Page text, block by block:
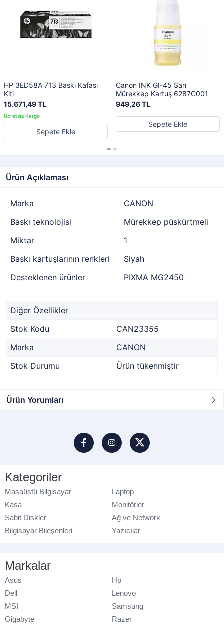
HP 3ED58A 713 Baskı Kafası
Kiti
15.671,49 TL
Sepete Ekle
Canon INK GI-45 Sarı
Mürekkep Kartuş 6287C001
949,26 TL
Sepete Ekle
Ürün Açıklaması
Marka
CANON
Baskı teknolojisi
Mürekkep püskürtmeli
Miktar
1
Baskı kartuşlarının renkleri
Siyah
Desteklenen ürünler
PIXMA MG2450
Diğer Özellikler
Stok Kodu
CAN23355
Marka
CANON
Stok Durumu
Ürün tükenmiştir
Ürün Yorumları
Kategoriler
Masaüstü Bilgisayar
Laptop
Kasa
Monitörler
Sabit Diskler
Ağ ve Network
Bilgisayar Bileşenleri
Yazıcılar
Markalar
Asus
Hp
Dell
Lenovo
MSI
Samsung
Gigabyte
Razer